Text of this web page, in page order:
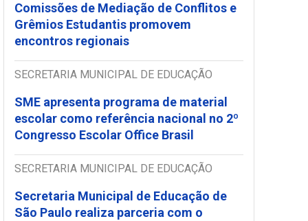
Comissões de Mediação de Conflitos e
Grêmios Estudantis promovem
encontros regionais
SECRETARIA MUNICIPAL DE EDUCAÇÃO
SME apresenta programa de material
escolar como referência nacional no 2º
Congresso Escolar Office Brasil
SECRETARIA MUNICIPAL DE EDUCAÇÃO
Secretaria Municipal de Educação de
São Paulo realiza parceria com o